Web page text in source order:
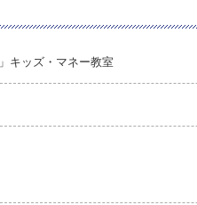
キッズ・マネー教室